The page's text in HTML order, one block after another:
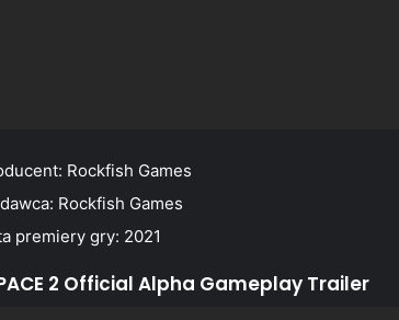
Rockfish Games
Rockfish Games
premiery gry: 2021
2 Official Alpha Gameplay Trailer